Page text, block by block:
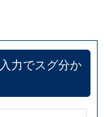
力でスグ分か